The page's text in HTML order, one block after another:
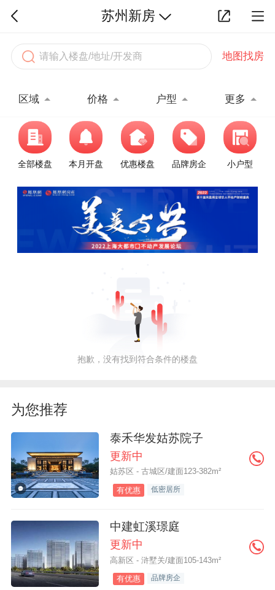
苏州新房
地图找房
区域 价格 户型 更多
全部楼盘 本月开盘 优惠楼盘 品牌房企 小户型
抱歉，没有找到符合条件的楼盘
为您推荐
泰禾华发姑苏院子
更新中
姑苏区 - 古城区/建面123-382m²
有优惠 低密居所
中建虹溪璟庭
更新中
高新区 - 浒墅关/建面105-143m²
有优惠 品牌房企